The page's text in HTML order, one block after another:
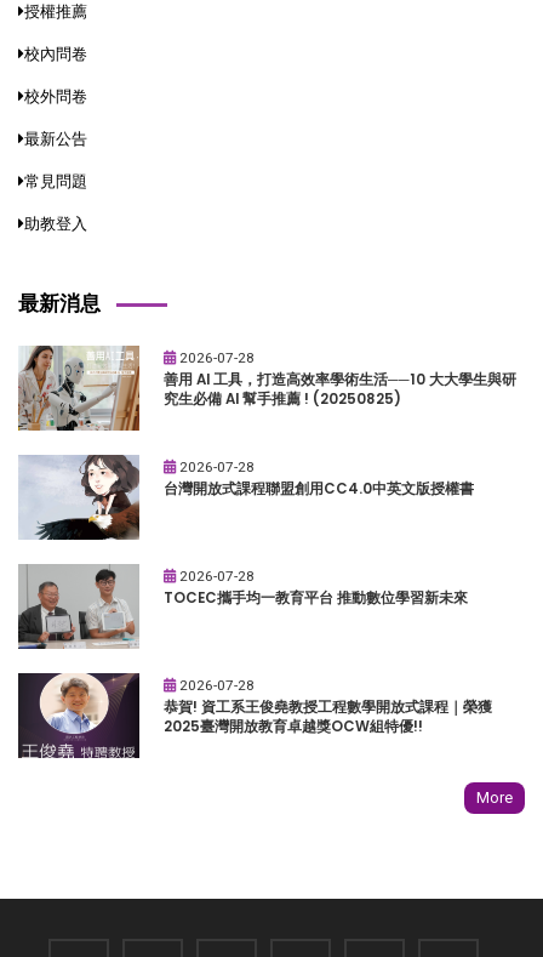
授權推薦
校內問卷
校外問卷
最新公告
常見問題
助教登入
最新消息
2026-07-28
善用 AI 工具，打造高效率學術生活──10 大大學生與研
究生必備 AI 幫手推薦 ! (20250825)
2026-07-28
台灣開放式課程聯盟創用CC4.0中英文版授權書
2026-07-28
TOCEC攜手均一教育平台 推動數位學習新未來
2026-07-28
恭賀! 資工系王俊堯教授工程數學開放式課程｜榮獲
2025臺灣開放教育卓越獎OCW組特優!!
More